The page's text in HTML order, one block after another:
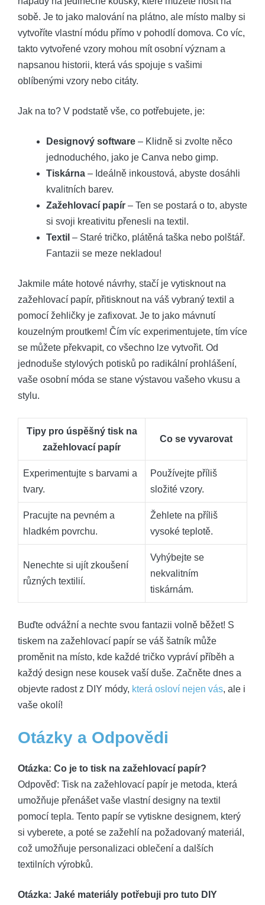
sobě. Je to jako malování na plátno, ale místo malby si
vytvoříte vlastní módu přímo v pohodlí domova. Co víc,
takto vytvořené vzory mohou mít osobní význam a
napsanou historii, která vás spojuje s vašimi
oblíbenými vzory nebo citáty.
Jak na to? V podstatě vše, co potřebujete, je:
Designový software – Klidně si zvolte něco
jednoduchého, jako je Canva nebo gimp.
Tiskárna – Ideálně inkoustová, abyste dosáhli
kvalitních barev.
Zažehlovací papír – Ten se postará o to, abyste
si svoji kreativitu přenesli na textil.
Textil – Staré tričko, plátěná taška nebo polštář.
Fantazii se meze nekladou!
Jakmile máte hotové návrhy, stačí je vytisknout na
zažehlovací papír, přitisknout na váš vybraný textil a
pomocí žehličky je zafixovat. Je to jako mávnutí
kouzelným proutkem! Čím víc experimentujete, tím více
se můžete překvapit, co všechno lze vytvořit. Od
jednoduše stylových potisků po radikální prohlášení,
vaše osobní móda se stane výstavou vašeho vkusu a
stylu.
Tipy pro úspěšný tisk na
zažehlovací papír
Co se vyvarovat
Experimentujte s barvami a
tvary.
Používejte příliš
složité vzory.
Pracujte na pevném a
hladkém povrchu.
Žehlete na příliš
vysoké teplotě.
Nenechte si ujít zkoušení
různých textilií.
Vyhýbejte se
nekvalitním
tiskárnám.
Buďte odvážní a nechte svou fantazii volně běžet! S
tiskem na zažehlovací papír se váš šatník může
proměnit na místo, kde každé tričko vypráví příběh a
každý design nese kousek vaší duše. Začněte dnes a
objevte radost z DIY módy, která osloví nejen vás, ale i
vaše okolí!
Otázky a Odpovědi
Otázka: Co je to tisk na zažehlovací papír?
Odpověď: Tisk na zažehlovací papír je metoda, která
umožňuje přenášet vaše vlastní designy na textil
pomocí tepla. Tento papír se vytiskne designem, který
si vyberete, a poté se zažehlí na požadovaný materiál,
což umožňuje personalizaci oblečení a dalších
textilních výrobků.
Otázka: Jaké materiály potřebuji pro tuto DIY